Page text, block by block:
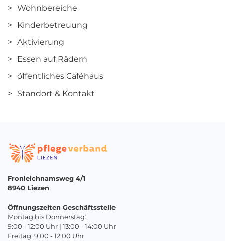
Wohnbereiche
Kinderbetreuung
Aktivierung
Essen auf Rädern
öffentliches Caféhaus
Standort & Kontakt
Fronleichnamsweg 4/1
8940 Liezen
Öffnungszeiten Geschäftsstelle
Montag bis Donnerstag:
9:00 - 12:00 Uhr | 13:00 - 14:00 Uhr
Freitag: 9:00 - 12:00 Uhr